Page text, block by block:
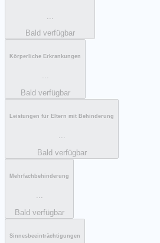
Bald verfügbar
Körperliche Erkrankungen
...
Bald verfügbar
Leistungen für Eltern mit Behinderung
...
Bald verfügbar
Mehrfachbehinderung
...
Bald verfügbar
Sinnesbeeinträchtigungen